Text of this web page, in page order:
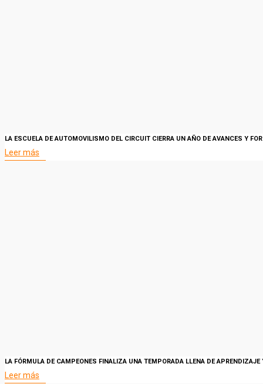
LA ESCUELA DE AUTOMOVILISMO DEL CIRCUIT CIERRA UN AÑO DE AVANCES Y
Leer más
LA FÓRMULA DE CAMPEONES FINALIZA UNA TEMPORADA LLENA DE APRENDIZAJE
Leer más